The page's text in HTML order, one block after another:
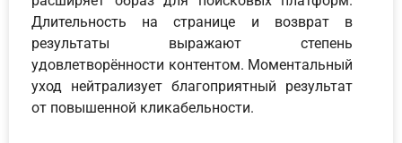
Длительность на странице и возврат в
результаты выражают степень
удовлетворённости контентом. Моментальный
уход нейтрализует благоприятный результат
от повышенной кликабельности.